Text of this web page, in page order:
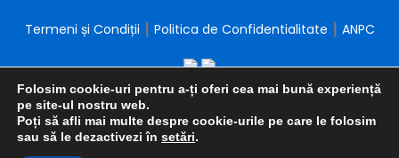
Termeni și Condiții Politica de Confidentialitate ANPC
Folosim cookie-uri pentru a-ți oferi cea mai bună experiență
pe site-ul nostru web.
Poți să afli mai multe despre cookie-urile pe care le folosim
sau să le dezactivezi în setări.